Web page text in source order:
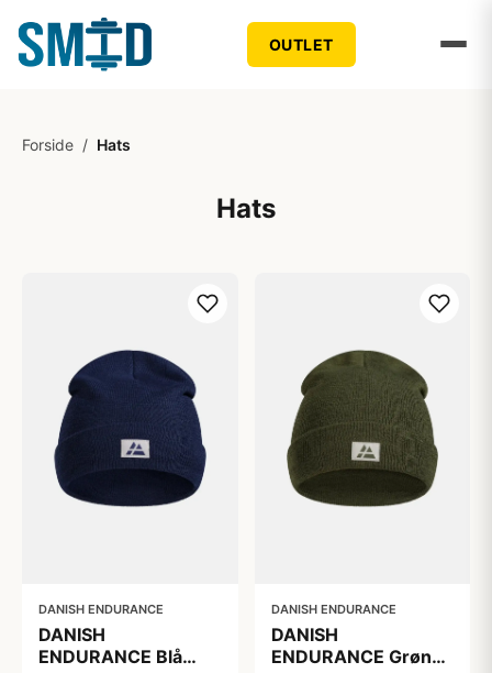
OUTLET
Forside / Hats
Hats
DANISH ENDURANCE
DANISH
ENDURANCE Blå
DANISH ENDURANCE
DANISH
ENDURANCE Grøn